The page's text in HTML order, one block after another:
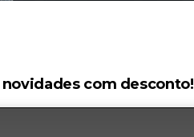
novidades com desconto!